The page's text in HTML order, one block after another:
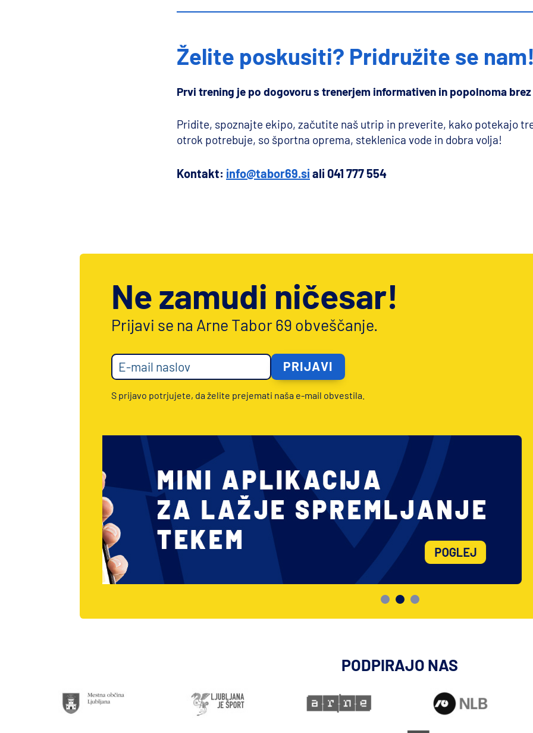
Želite poskusiti? Pridružite se
Prvi trening je po dogovoru s trenerjem informativen in popolnoma
Pridite, spoznajte ekipo, začutite naš utrip in preverite, kako potekajo
otrok potrebuje, so športna oprema, steklenica vode in dobra volja!
Kontakt: info@tabor69.si ali 041 777 554
Ne zamudi ničesar!
Prijavi se na Arne Tabor 69 obveščanje.
S prijavo potrjujete, da želite prejemati naša e-mail obvestila.
PODPIRAJO NAS